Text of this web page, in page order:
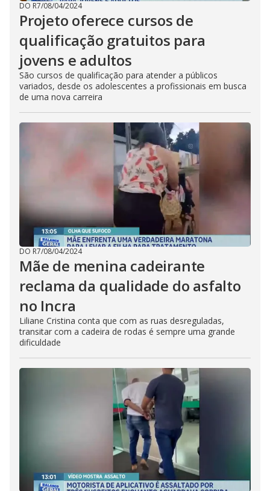
DO R7/08/04/2024
Projeto oferece cursos de
qualificação gratuitos para
jovens e adultos
São cursos de qualificação para atender a públicos
variados, desde os adolescentes a profissionais em busca
de uma nova carreira
DO R7/08/04/2024
Mãe de menina cadeirante
reclama da qualidade do asfalto
no Incra
Liliane Cristina conta que com as ruas desreguladas,
transitar com a cadeira de rodas é sempre uma grande
dificuldade